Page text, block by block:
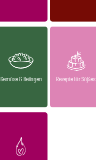
Gemüse & Beilagen Rezepte für Süßes